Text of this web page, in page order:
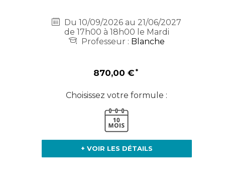
Du 10/09/2026 au 21/06/2027
de 17h00 à 18h00 le Mardi
Professeur : Blanche
870,00 €
Choisissez votre formule :
+ VOIR LES DÉTAILS